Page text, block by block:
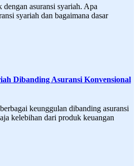
asuransi syariah. Apa
syariah dan bagaimana dasar
Dibanding Asuransi Konvensional
keunggulan dibanding asuransi
kelebihan dari produk keuangan